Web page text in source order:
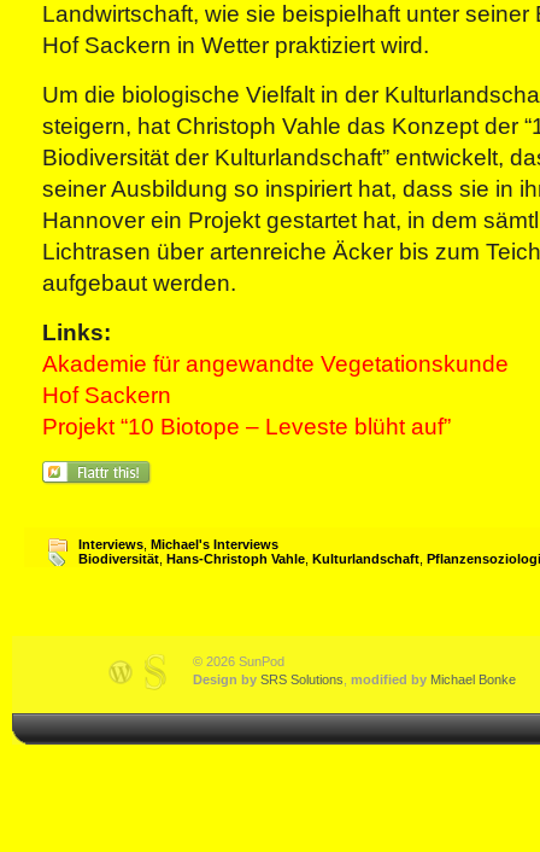
Landwirtschaft, wie sie beispielhaft unter seiner
Hof Sackern in Wetter praktiziert wird.
Um die biologische Vielfalt in der
steigern, hat Christoph Vahle das Konzept der
Biodiversität der Kulturlandschaft” entwickelt,
seiner Ausbildung so inspiriert hat, dass sie in
Hannover ein Projekt gestartet hat, in dem
Lichtrasen über artenreiche Äcker bis zum
aufgebaut werden.
Links:
Akademie für angewandte Vegetationskunde
Hof Sackern
Projekt “10 Biotope – Leveste blüht auf”
Interviews Michael's Interviews
Biodiversität Hans-Christoph Vahle Kulturlandschaft
© 2026 SunPod
Design by SRS Solutions modified by Michael Bonke